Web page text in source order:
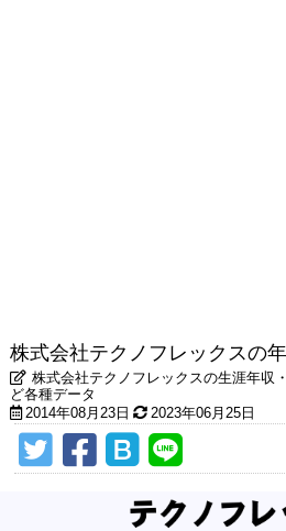
株式会社テクノフレックスの
株式会社テクノフレックスの生涯年収
ど各種データ
2014年08月23日
2023年06月25日